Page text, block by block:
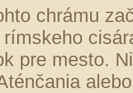
chrámu
pre mesto.